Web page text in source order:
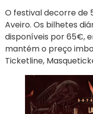
O festival decorre de
Aveiro. Os bilhetes
disponíveis por 65€,
mantém o preço
Ticketline,